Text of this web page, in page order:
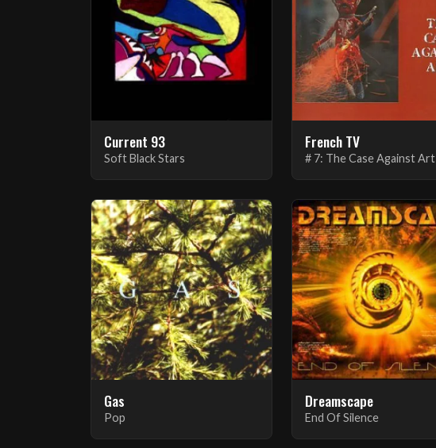
Current 93
Soft Black Stars
French TV
# 7: The Case Against Art
Gas
Pop
Dreamscape
End Of Silence